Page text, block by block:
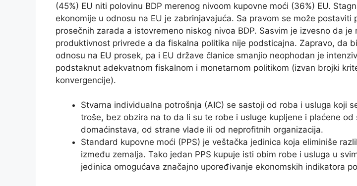
(45%) EU niti polovinu BDP merenog nivoom kupovne moći (36%) EU.
ekonomije u odnosu na EU je zabrinjavajuća. Sa pravom se može postaviti
prosečnih zarada a istovremeno niskog nivoa BDP. Sasvim je izvesno da je
produktivnost privrede a da fiskalna politika nije podsticajna. Zapravo, da
odnosu na EU prosek, pa i EU države članice smanjio neophodan je
podstaknut adekvatnom fiskalnom i monetarnom politikom (izvan brojki
konvergencije).
Stvarna individualna potrošnja (AIC) se sastoji od roba i usluga koji
troše, bez obzira na to da li su te robe i usluge kupljene i plaćene od
domaćinstava, od strane vlade ili od neprofitnih organizacija.
Standard kupovne moći (PPS) je veštačka jedinica koja eliminiše
između zemalja. Tako jedan PPS kupuje isti obim robe i usluga u
jedinica omogućava značajno upoređivanje ekonomskih indikatora